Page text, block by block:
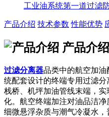
工业油系统第一道过滤
产品介绍 技术参数 性能优势
产品介绍
过滤分离器品类中的航空加
统配套设计的终端专用过滤
栈桥、机坪加油管线末端，
化。航空终端加注对油品洁净
细微悬浮杂质与潮气冷凝水